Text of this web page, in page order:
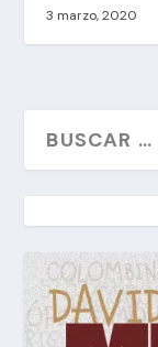
3 marzo, 2020